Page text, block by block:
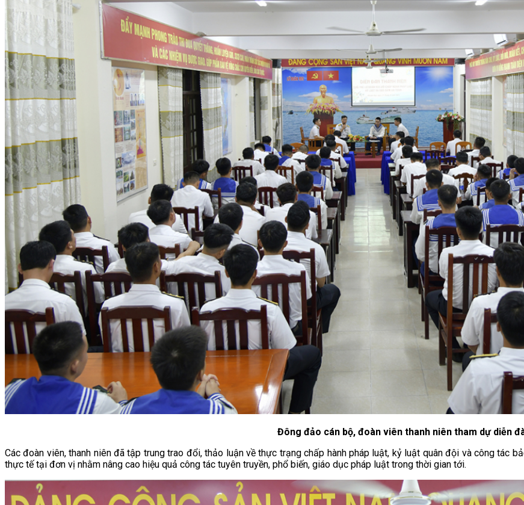
Đông đảo cán bộ, đoàn viên thanh niên tham dự diễn
Các đoàn viên, thanh niên đã tập trung trao đổi, thảo luận về thực trạng chấp hành pháp luật, kỷ luật quân đội và công tác
thực tế tại đơn vị nhằm nâng cao hiệu quả công tác tuyên truyền, phổ biến, giáo dục pháp luật trong thời gian tới.